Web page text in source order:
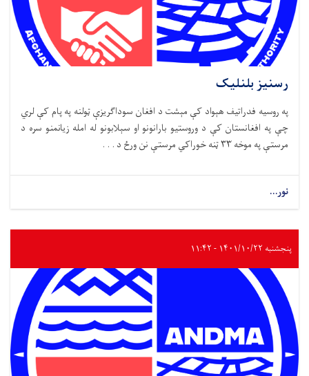
رسنیز بلنلیک
په روسیه فدراتیف هېواد کې مېشت د افغان سوداګریزې ټولنه په پام کې لري
چې په افغانستان کې د وروستیو بارانونو او سېلابونو له امله زیانمنو سره د
مرستې په موخه ۳۳ ټنه خوراکي مرستې نن ورځ د . . .
نور...
پنجشنبه ۱۴۰۱/۱۰/۲۲ - ۱۱:۴۲